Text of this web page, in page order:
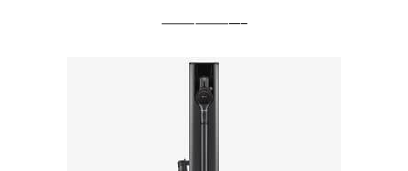
———————–